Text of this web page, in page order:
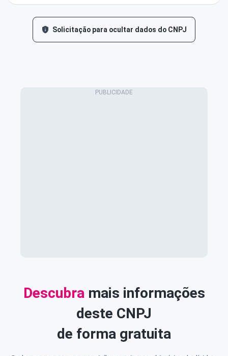
Solicitação para ocultar dados do CNPJ
Descubra mais informações
deste CNPJ
de forma gratuita